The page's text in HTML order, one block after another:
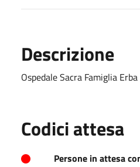
Descrizione
Ospedale Sacra Famiglia
Codici attesa
Persone in attesa